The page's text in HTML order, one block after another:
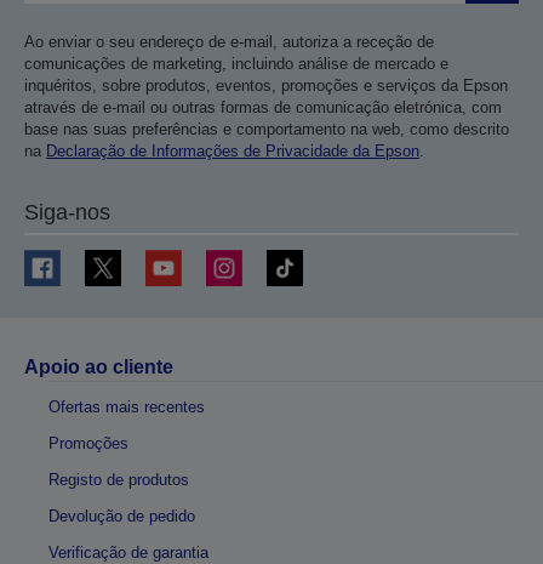
Ao enviar o seu endereço de e-mail, autoriza a receção de
comunicações de marketing, incluindo análise de mercado e
inquéritos, sobre produtos, eventos, promoções e serviços da Epson
através de e-mail ou outras formas de comunicação eletrónica, com
base nas suas preferências e comportamento na web, como descrito
na Declaração de Informações de Privacidade da Epson.
Siga-nos
Apoio ao cliente
Ofertas mais recentes
Promoções
Registo de produtos
Devolução de pedido
Verificação de garantia